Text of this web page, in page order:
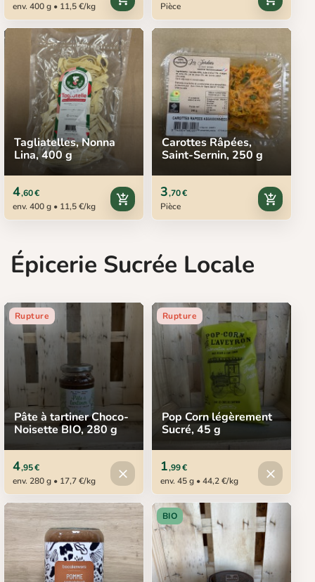
env. 400 g • 11,5 €/kg Pièce
Tagliatelles, Nonna
Lina, 400 g
4,60 €
env. 400 g • 11,5 €/kg
add_shopping_cart
Carottes Râpées,
Saint-Sernin, 250 g
3,70 €
Pièce
add_shopping_cart
Épicerie Sucrée Locale
Rupture
Pâte à tartiner Choco-
Noisette BIO, 280 g
4,95 €
env. 280 g • 17,7 €/kg
close Produit indisponible
Rupture
Pop Corn légèrement
Sucré, 45 g
1,99 €
env. 45 g • 44,2 €/kg
close Produit
BIO